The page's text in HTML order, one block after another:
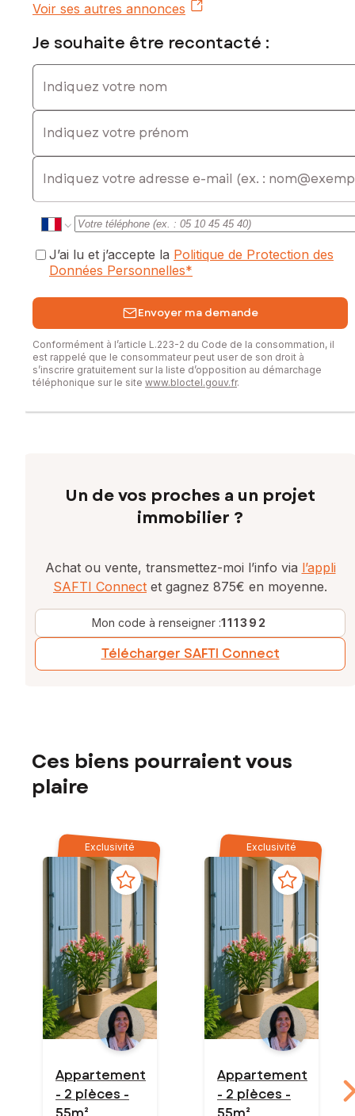
Voir ses autres annonces
Je souhaite être recontacté :
Indiquez votre nom
Indiquez votre prénom
E-mail
J’ai lu et j’accepte la Politique de Protection des
Données Personnelles*
Envoyer ma demande
Conformément à l’article L.223-2 du Code de la consommation, il
est rappelé que le consommateur peut user de son droit à
s’inscrire gratuitement sur la liste d’opposition au démarchage
téléphonique sur le site www.bloctel.gouv.fr.
Un de vos proches a un projet
immobilier ?
Achat ou vente, transmettez-moi l’info via l’appli
SAFTI Connect et gagnez 875€ en moyenne.
Mon code à renseigner :111392
Télécharger SAFTI Connect
Ces biens pourraient vous
plaire
Exclusivité
Appartement
- 2 pièces -
Exclusivité
Appartement
- 2 pièces -